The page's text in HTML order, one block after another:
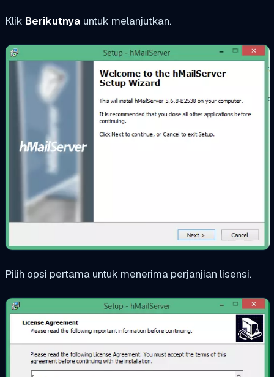
Klik Berikutnya untuk melanjutkan.
Pilih opsi pertama untuk menerima perjanjian lisensi.